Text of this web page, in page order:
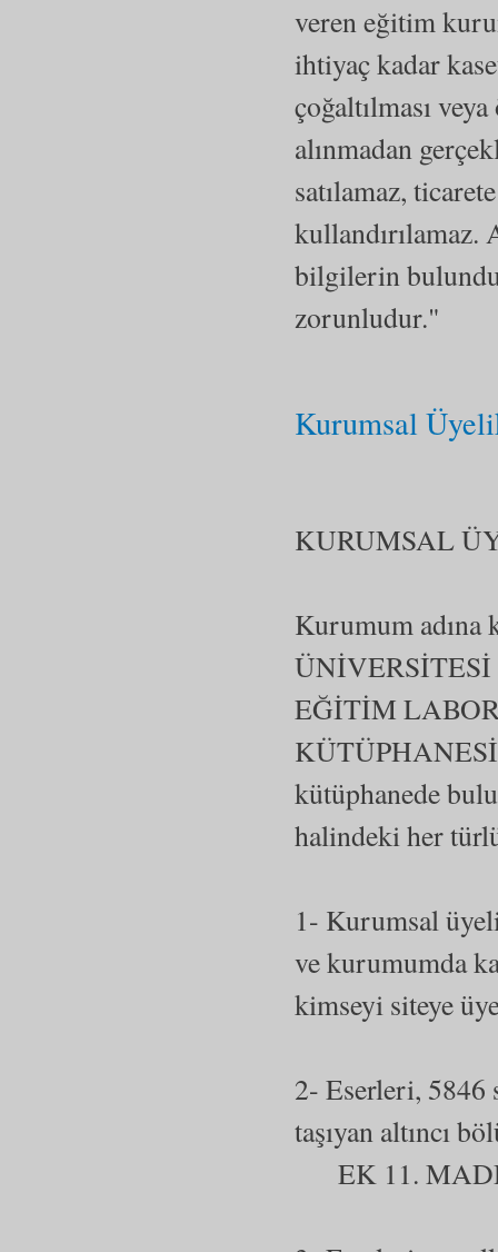
veren eğitim
ihtiyaç kadar
çoğaltılması
alınmadan
satılamaz,
bilgilerin
zorunludur."
Kurumsal
KURUMSAL
Kurumum
EĞİTİM
kütüphanede
halindeki her
1- Kurumsal
ve kurumumda
kimseyi siteye
2- Eserleri, 5846
taşıyan
EK 11.